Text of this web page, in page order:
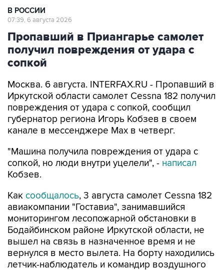
Пропавший в Приангарье самолет
получил повреждения от удара с
сопкой
Москва. 6 августа. INTERFAX.RU - Пропавший в
повреждения от удара с сопкой, сообщил
губернатор региона Игорь Кобзев в своем
канале в мессенджере Мах в четверг.
"Машина получила повреждения от удара с
Кобзев.
Каксообщалось
мониторингом лесопожарной обстановки в
Бодайбинском районе Иркутской области, не
вышел на связь в назначенное время и не
вернулся в место вылета. На борту находились
летчик-наблюдатель и командир воздушного
судна.